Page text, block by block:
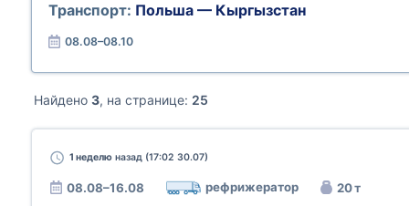
Транспорт: Польша — Кыргызстан
08.08–08.10
Найдено 3, на странице: 25
1 неделю назад (17:02 30.07)
08.08–16.08 рефрижератор 20 т